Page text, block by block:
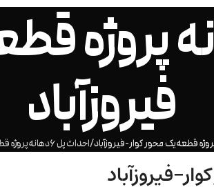
پل 6دهانه
فیروزآباد
احداث پل 6دهانه پروژه قطعه یک محور کوار-فیروزآباد